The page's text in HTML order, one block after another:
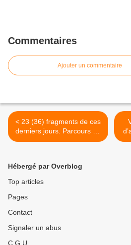
Commentaires
Ajouter un commentaire
< 23 (36) fragments de ces
derniers jours. Parcours en
zigzag dans les racines
danse.
Hébergé par Overblog
Top articles
Pages
Contact
Signaler un abus
C.G.U.